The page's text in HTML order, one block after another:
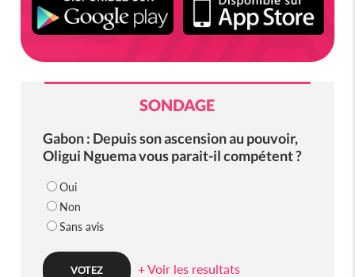
SONDAGE
Gabon : Depuis son ascension au pouvoir,
Oligui Nguema vous parait-il compétent ?
Oui
Non
Sans avis
+ Voir les resultats